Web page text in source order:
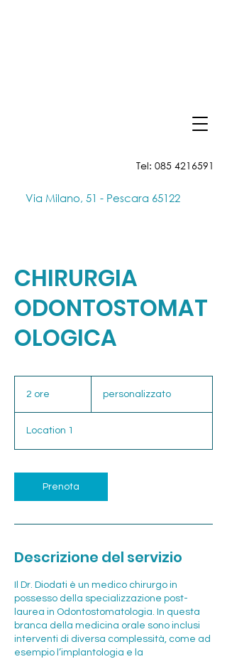
Tel: 085 4216591
Via Milano, 51 - Pescara 65122
CHIRURGIA
ODONTOSTOMAT
OLOGICA
2 ore
e
personalizzato
Location 1
Prenota
Descrizione del servizio
Il Dr. Diodati è un medico chirurgo in
possesso della specializzazione post-
laurea in Odontostomatologia. In questa
branca della medicina orale sono inclusi
interventi di diversa complessità, come ad
esempio l’implantologia e la